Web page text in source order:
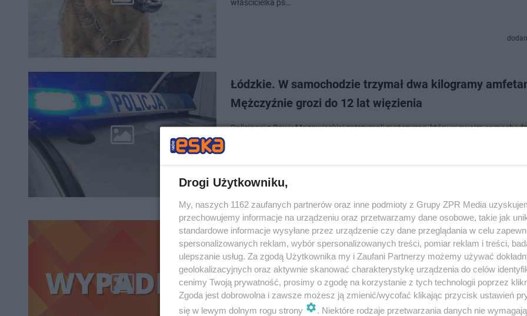
właścicielka ps…
Łódzkie. W samochodzie trzymał dwa kilogramy
Mężczyźnie grozi do 12 lat więzienia
Policjanci z Rawy Mazowieckiej zatrzymali mężczyznę, który w swoim
Tragiczny wypadek w Strzelnej koło Rawy Mazowieckiej.
żyją dwie osoby
Dwie osoby zginęły w zderzeniu samochodu ciężarowego z samochodem
drodze krajowej nr 72 w miejscowości Strzelna koło Rawy Mazowieckiej.
Drogi Użytkowniku,
My, naszych 1162 zaufanych partnerów oraz inne podmioty z Grupy ZPR Media
przechowujemy informacje na urządzeniu oraz przetwarzamy dane osobowe, takie jak
standardowe informacje wysyłane przez urządzenie czy dane przeglądania w celu
spersonalizowanych reklam, wybór spersonalizowanych treści, pomiar reklam i treści,
ulepszanie usług. Za zgodą Użytkownika my i Zaufani Partnerzy możemy używać
geolokalizacyjnych oraz aktywnie skanować charakterystykę urządzenia do celów
cenimy Twoją prywatność, prosimy o zgodę na korzystanie z tych technologii poprzez
Zgoda jest dobrowolna i zawsze możesz ją zmienić/wycofać klikając przycisk ustawień
się w lewym dolnym rogu strony
. Niektóre rodzaje przetwarzania danych nie